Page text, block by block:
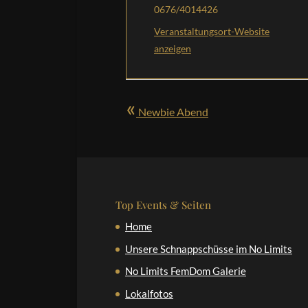
0676/4014426
Veranstaltungsort-Website
anzeigen
« Newbie Abend
Top Events & Seiten
Home
Unsere Schnappschüsse im No Limits
No Limits FemDom Galerie
Lokalfotos